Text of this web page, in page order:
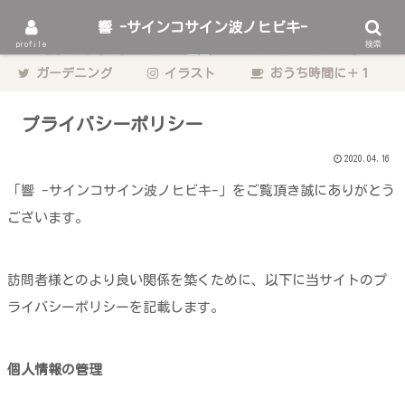
動物をこよなく愛するゲーム・エンタメ業界のデザイナーhibikiの日々の記
ガーデニング イラスト おうち時間に＋１
プライバシーポリシー
2020.04.16
「響 -サインコサイン波ノヒビキ-」をご覧頂き誠にありがとう
ございます。
訪問者様とのより良い関係を築くために、以下に当サイトのプ
ライバシーポリシーを記載します。
個人情報の管理
profile
響 -サインコサイン波ノヒビキ-
検索